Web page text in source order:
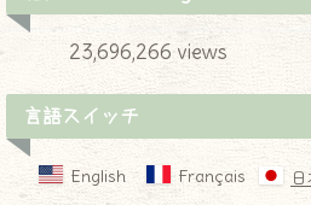
23,696,266 views
言語スイッチ
English Français